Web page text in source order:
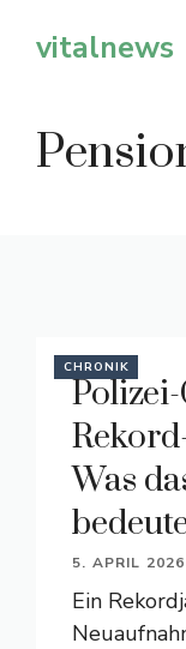
Inhaltvitalnews
CHRONIK
Was
5. APRIL 2026
Ein